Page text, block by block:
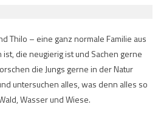
Thilo – eine ganz normale Familie aus
die neugierig ist und Sachen gerne
die Jungs gerne in der Natur
untersuchen alles, was denn alles so
Wasser und Wiese.